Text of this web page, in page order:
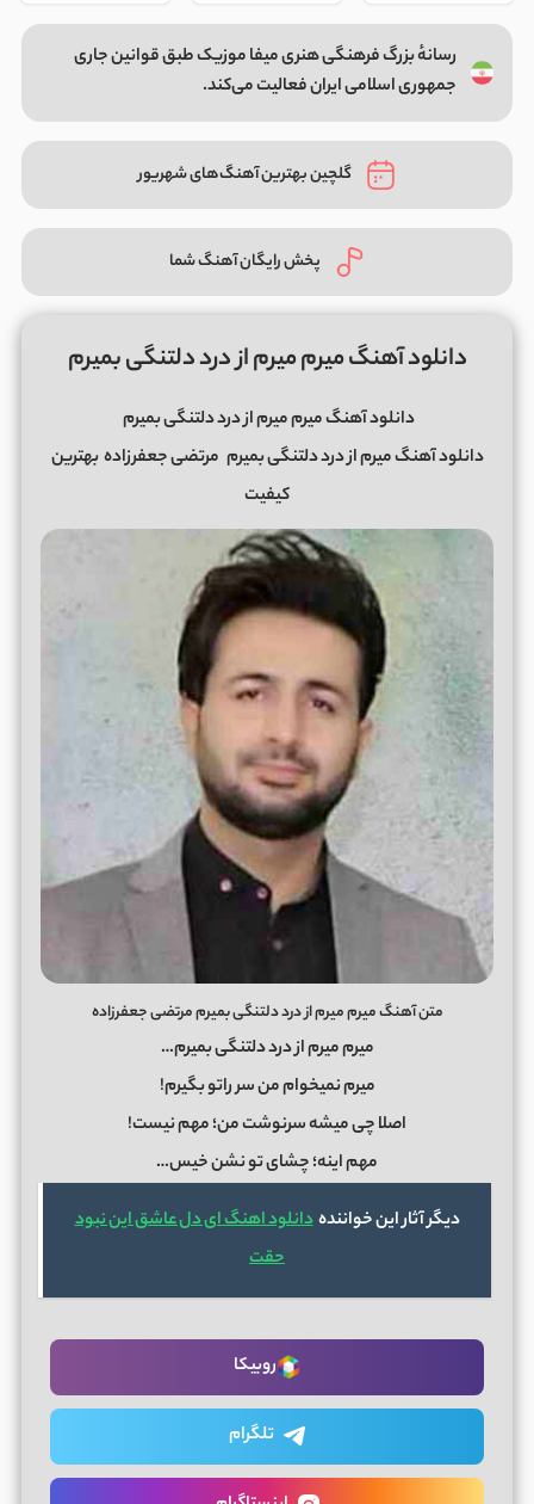
رسانهٔ بزرگ فرهنگی هنری میفا موزیک طبق قوانین جاری
جمهوری اسلامی ایران فعالیت می‌کند.
گلچین بهترین آهنگ‌های شهریور
پخش رایگان آهنگ شما
دانلود آهنگ میرم میرم از درد دلتنگی بمیرم
دانلود آهنگ میرم میرم از درد دلتنگی بمیرم
دانلود آهنگ میرم از درد دلتنگی بمیرم مرتضی جعفرزادهبهترین
کیفیت
متن آهنگ میرم میرم از درد دلتنگی بمیرم مرتضی جعفرزاده
میرم میرم از درد دلتنگی بمیرم…
میرم نمیخوام من سر راتو بگیرم!
اصلا چی میشه سرنوشت من؛ مهم نیست!
مهم اینه؛ چشای تو نشن خیس…
دیگر آثار این خوانندهدانلود اهنگ ای دل عاشق این نبود
حقت
روبیکا
تلگرام